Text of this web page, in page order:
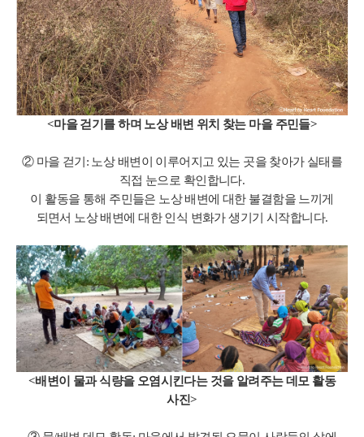
<마을 걷기를 하며 노상 배변 위치 찾는 마을 주민들>
② 마을 걷기: 노상 배변이 이루어지고 있는 곳을 찾아가 실태를
직접 눈으로 확인합니다.
이 활동을 통해 주민들은 노상 배변에 대한 불결함을 느끼게
되면서 노상 배변에 대한 인식 변화가 생기기 시작합니다.
<배변이 물과 식량을 오염시킨다는 것을 알려주는 데모 활동
사진>